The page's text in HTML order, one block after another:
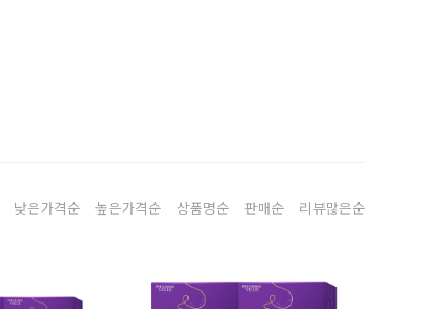
낮은가격순 높은가격순 상품명순 판매순 리뷰많은순